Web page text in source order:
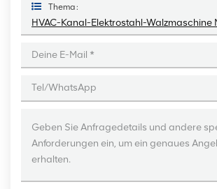
Thema :
HVAC-Kanal-Elektrostahl-Walzmaschine